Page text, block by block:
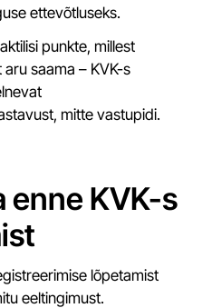
ettevõtluseks.
punkte, millest
saama – KVK-s
mitte vastupidi.
enne KVK-s
lõpetamist
eeltingimust.